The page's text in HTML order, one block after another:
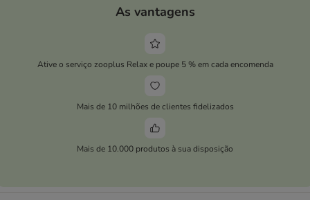
As vantagens
Ative o serviço zooplus Relax e poupe 5 % em cada encomenda
Mais de 10 milhões de clientes fidelizados
Mais de 10.000 produtos à sua disposição